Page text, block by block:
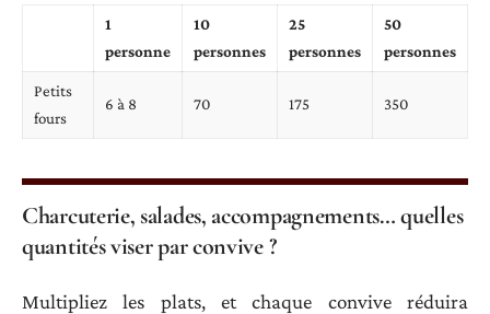
1
personne
10
personnes
25
personnes
50
personnes
Petits
fours
6 à 8 70 175 350
Charcuterie, salades, accompagnements… quelles
quantités viser par convive ?
Multipliez les plats, et chaque convive réduira